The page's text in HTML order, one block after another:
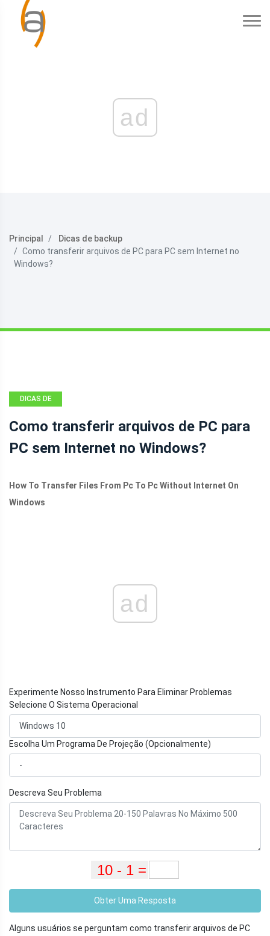
ad
Principal
Dicas de backup
Como transferir arquivos de PC para PC sem Internet no
Windows?
DICAS DE
Como transferir arquivos de PC para
PC sem Internet no Windows?
How To Transfer Files From Pc To Pc Without Internet On
Windows
ad
Experimente Nosso Instrumento Para Eliminar Problemas
Selecione O Sistema Operacional
Escolha Um Programa De Projeção (Opcionalmente)
Descreva Seu Problema
Obter Uma Resposta
Alguns usuários se perguntam como transferir arquivos de PC